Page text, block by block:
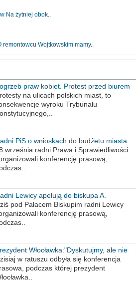
Na żytniej obok..
remontowcu Wojtkowskim mamy..
praw kobiet. Protest przed biurem
PiS
na ulicach polskich miast, to
wyroku Trybunału
PiS o wnioskach do budżetu miasta
2021 rok
września radni Prawa i Sprawiedliwości
konferencję prasową,
Lewicy apelują do biskupa A.
Meringa
pod Pałacem Biskupim radni Lewicy
konferencję prasową,
Włocławka:"Dyskutujmy, ale nie
się”
w ratuszu odbyła się konferencja
podczas której prezydent